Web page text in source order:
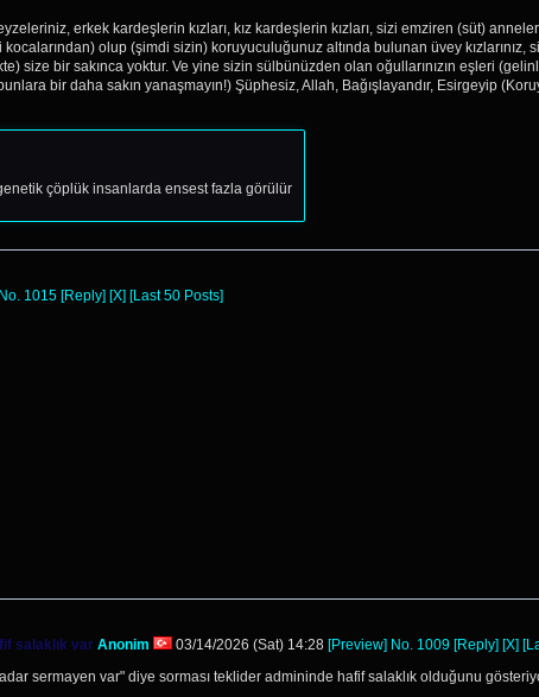
erkek kardeşlerin kızları, kız kardeşlerin kızları, sizi emziren (süt)
olup (şimdi sizin) koruyuculuğunuz altında bulunan üvey kızlarınız,
size bir sakınca yoktur. Ve yine sizin sülbünüzden olan oğullarınızın eşleri
bir daha sakın yanaşmayın!) Şüphesiz, Allah, Bağışlayandır, Esirgeyip
çöplük insanlarda ensest fazla görülür
No. 1015 [Reply] [X] [Last 50 Posts]
salaklık var Anonim 03/14/2026 (Sat) 14:28 [Preview] No. 1009 [Reply] [X]
sermayen var" diye sorması teklider admininde hafif salaklık olduğunu